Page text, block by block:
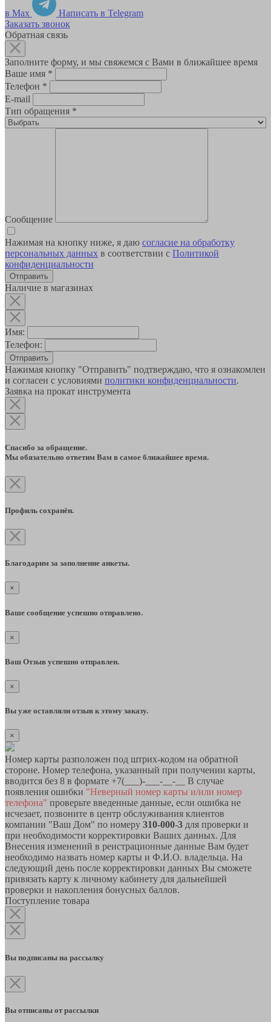
в Max
Написать в Telegram
Заказать звонок
Обратная связь
Заполните форму, и мы свяжемся с Вами в ближайшее время
Ваше имя *
Телефон *
E-mail
Тип обращения *
Сообщение
Нажимая на кнопку ниже, я даю согласие на обработку
персональных данных в соответствии с Политикой
конфиденциальности
Наличие в магазинах
Имя:
Телефон:
Отправить
Нажимая кнопку "Отправить" подтверждаю, что я ознакомлен
и согласен с условиями политики конфиденциальности.
Заявка на прокат инструмента
Спасибо за обращение.
Мы обязательно ответим Вам в самое ближайшее время.
Профиль сохранён.
Благодарим за заполнение анкеты.
×
Ваше сообщение успешно отправлено.
×
Ваш Отзыв успешно отправлен.
×
Вы уже оставляли отзыв к этому заказу.
×
Номер карты разположен под штрих-кодом на обратной
стороне. Номер телефона, указанный при получении карты,
вводится без 8 в формате +7(___)-___-__-__ В случае
появления ошибки "Неверный номер карты и/или номер
телефона" проверьте введенные данные, если ошибка не
исчезает, позвоните в центр обслуживания клиентов
компании "Ваш Дом" по номеру 310-000-3 для проверки и
при необходимости корректировки Ваших данных. Для
Внесения изменений в реистрационные данные Вам будет
необходимо назвать номер карты и Ф.И.О. владельца. На
следующий день после корректировки данных Вы сможете
привязать карту к личному кабинету для дальнейшей
проверки и накопления бонусных баллов.
Поступление товара
Вы подписаны на рассылку
Вы отписаны от рассылки